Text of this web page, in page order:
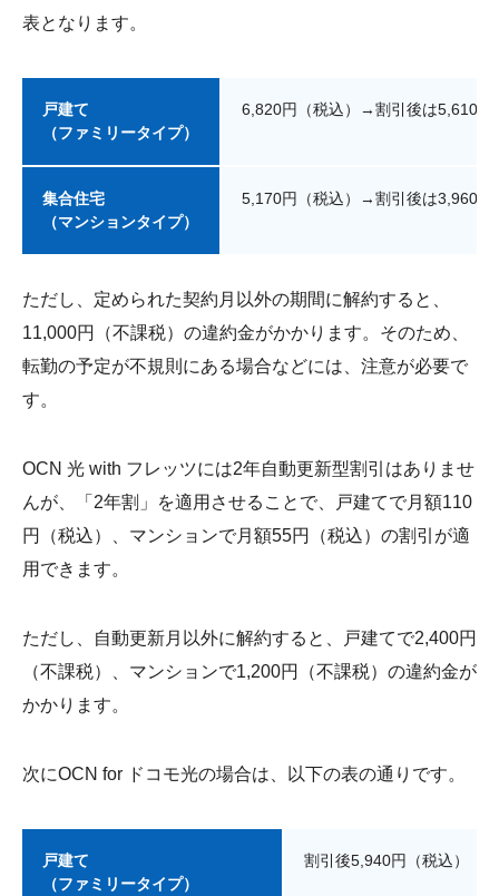
表となります。
戸建て
（ファミリータイプ）
6,820円（税込）→割引後は5,610円
集合住宅
（マンションタイプ）
5,170円（税込）→割引後は3,960円
ただし、定められた契約月以外の期間に解約すると、
11,000円（不課税）の違約金がかかります。そのため、
転勤の予定が不規則にある場合などには、注意が必要で
す。
OCN 光 with フレッツには2年自動更新型割引はありませ
んが、「2年割」を適用させることで、戸建てで月額110
円（税込）、マンションで月額55円（税込）の割引が適
用できます。
ただし、自動更新月以外に解約すると、戸建てで2,400円
（不課税）、マンションで1,200円（不課税）の違約金が
かかります。
次にOCN for ドコモ光の場合は、以下の表の通りです。
戸建て
（ファミリータイプ）
割引後5,940円（税込）